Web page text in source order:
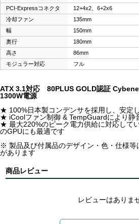
PCI-Expressコネクタ
12+4x2、6+2x6
冷却ファン
135mm
幅
150mm
奥行
180mm
高さ
86mm
モジュラー対応
フル
ATX 3.1対応 80PLUS GOLD認証
1300W電源
★ 100%日本製コンデンサを採用し、安定
★ iCoolファン制御 & TempGuardにより静
★ 最大220%のピーク電力供給に対応して
のGPUにも最適です
※ 製品及び付属品のデザイン・色・仕様等
があります
商品レビュー
レビューはありま